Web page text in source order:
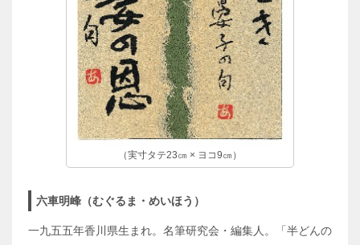
（実寸タテ23㎝ × ヨコ9㎝）
六車明峰（むぐるま・めいほう）
一九五五年香川県生まれ。名筆研究会・編集人。「半どんの